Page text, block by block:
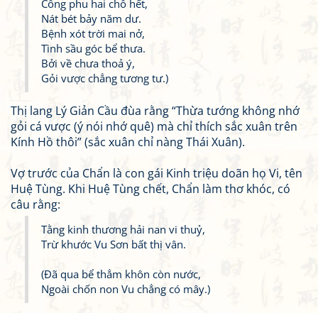
Công phu hai chỗ hết,
Nát bét bảy năm dư.
Bệnh xót trời mai nở,
Tình sầu góc bể thưa.
Bởi về chưa thoả ý,
Gỏi vược chẳng tương tư.)
Thị lang Lý Giản Cầu đùa rằng “Thừa tướng không nhớ
gỏi cá vược (ý nói nhớ quê) mà chỉ thích sắc xuân trên
Kính Hồ thôi” (sắc xuân chỉ nàng Thái Xuân).
Vợ trước của Chẩn là con gái Kinh triệu doãn họ Vi, tên
Huệ Tùng. Khi Huệ Tùng chết, Chẩn làm thơ khóc, có
câu rằng:
Tằng kinh thương hải nan vi thuỷ,
Trừ khước Vu Sơn bất thị vân.
(Đã qua bể thẳm khôn còn nước,
Ngoài chốn non Vu chẳng có mây.)